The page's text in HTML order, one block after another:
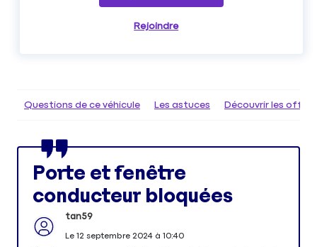
Rejoindre
Questions de ce véhicule Les astuces Découvrir les
Porte et fenêtre
conducteur bloquées
tan59
Le 12 septembre 2024à 10:40